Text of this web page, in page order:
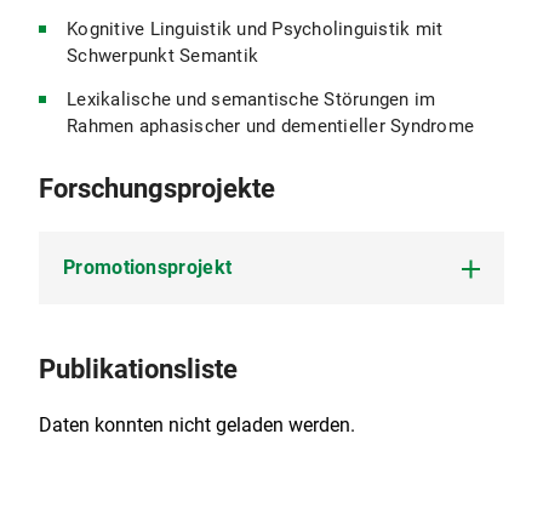
Kognitive Linguistik und Psycholinguistik mit
Schwerpunkt Semantik
Lexikalische und semantische Störungen im
Rahmen aphasischer und dementieller Syndrome
Forschungsprojekte
Promotionsprojekt
auf mündliche Wortproduktion über die
Syndromen
Publikationsliste
Daten konnten nicht geladen werden.